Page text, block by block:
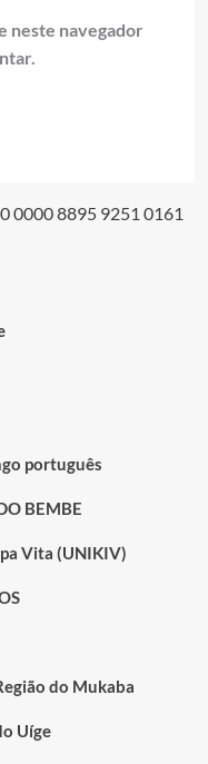
neste navegador
0000 8895 9251 0161
português
BEMBE
Vita (UNIKIV)
do Mukaba
Uíge